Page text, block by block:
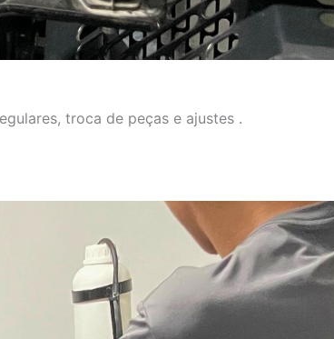
troca de peças e ajustes .